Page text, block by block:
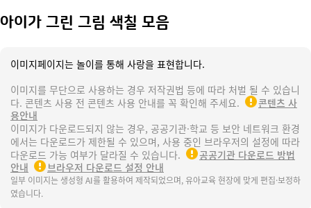
아이가 그린 그림 색칠 모음
이미지페이지는 놀이를 통해 사랑을 표현합니다.
이미지를 무단으로 사용하는 경우 저작권법 등에 따라 처벌 될 수 있습니
다. 콘텐츠 사용 전 콘텐츠 사용 안내를 꼭 확인해 주세요.
콘텐츠 사
용안내
이미지가 다운로드되지 않는 경우, 공공기관·학교 등 보안 네트워크 환경
에서는 다운로드가 제한될 수 있으며, 사용 중인 브라우저의 설정에 따라
다운로드 가능 여부가 달라질 수 있습니다.
공공기관 다운로드 방법
안내
브라우저 다운로드 설정 안내
일부 이미지는 생성형 AI를 활용하여 제작되었으며, 유아교육 현장에 맞게 편집·보정하
였습니다.